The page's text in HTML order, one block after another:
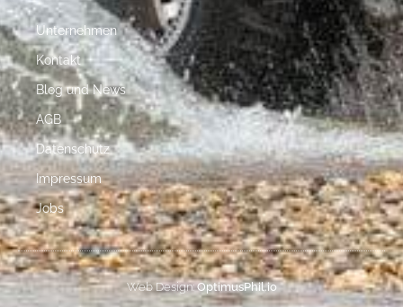
Unternehmen
Kontakt
Blog und News
AGB
Datenschutz
Impressum
Jobs
Web Design:OptimusPhil.io